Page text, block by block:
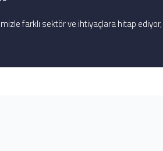
farklı sektör ve ihtiyaçlara hitap